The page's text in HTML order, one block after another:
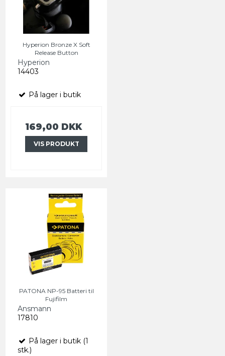
Hyperion Bronze X Soft
Release Button
Hyperion
14403
På lager i butik
169,00 DKK
VIS PRODUKT
PATONA NP-95 Batteri til
Fujifilm
Ansmann
17810
På lager i butik (1
stk.)